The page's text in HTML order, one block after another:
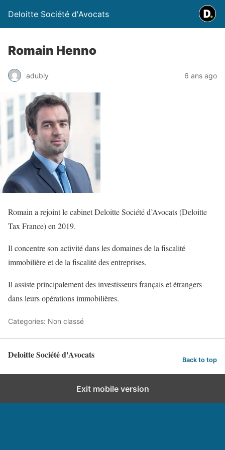
Deloitte Société d'Avocats
Romain Henno
adubly 6 ans ago
Romain a rejoint le cabinet Deloitte Société d’Avocats (Deloitte
Tax France) en 2019.
Il concentre son activité dans les domaines de la fiscalité
immobilière et de la fiscalité des entreprises.
Il assiste principalement des investisseurs français et étrangers
dans leurs opérations immobilières.
Categories: Non classé
Deloitte Société d'Avocats Back to top
Exit mobile version